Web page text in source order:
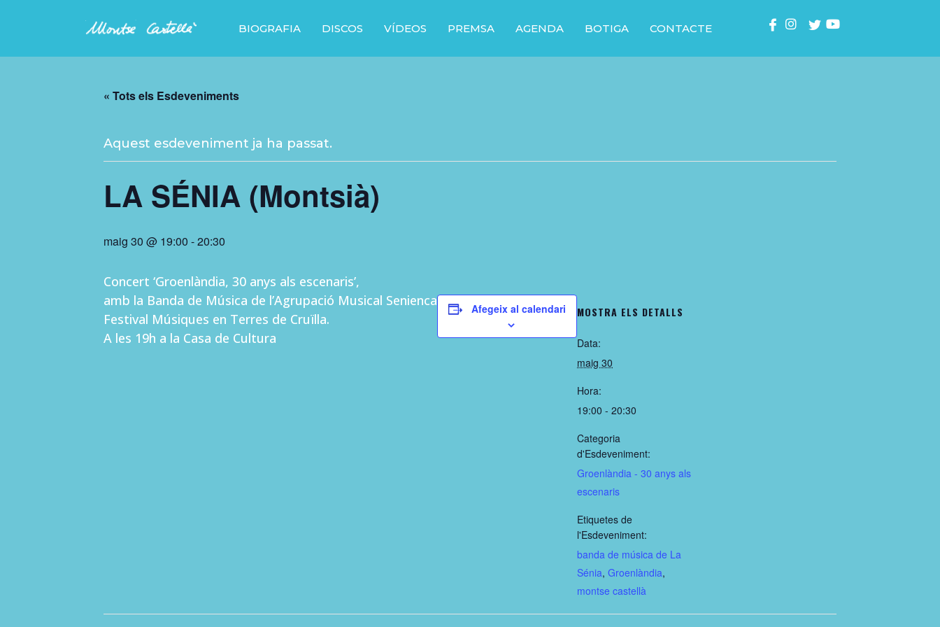
BIOGRAFIA DISCOS VÍDEOS PREMSA AGENDA BOTIGA CONTACTE
« Tots els Esdeveniments
Aquest esdeveniment ja ha passat.
LA SÉNIA (Montsià)
maig 30 @ 19:00 -20:30
Concert ‘Groenlàndia, 30 anys als escenaris’,
amb la Banda de Música de l’Agrupació Musical Senienca
Festival Músiques en Terres de Cruïlla.
A les 19h a la Casa de Cultura
Afegeix al calendari MOSTRA ELS DETALLS
Data:
maig 30
Hora:
19:00 - 20:30
Categoria
d'Esdeveniment:
Groenlàndia - 30 anys als
escenaris
Etiquetes de
l'Esdeveniment:
banda de música de La
Sénia, Groenlàndia,
montse castellà